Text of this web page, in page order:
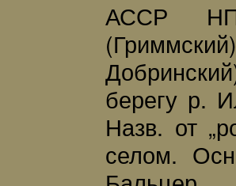
АССР
берегу р.
Назв. от
селом.